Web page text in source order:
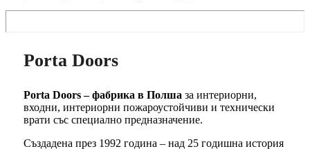
Porta Doors
Porta Doors – фабрика в Полша за интериорни,
входни, интериорни пожароустойчиви и технически
врати със специално предназначение.
Създадена през 1992 година – над 25 годишна история